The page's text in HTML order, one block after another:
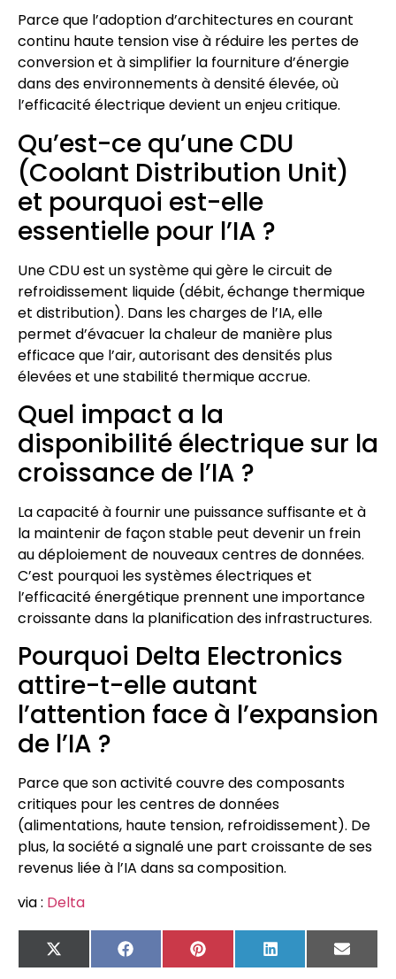
Parce que l’adoption d’architectures en courant
continu haute tension vise à réduire les pertes de
conversion et à simplifier la fourniture d’énergie
dans des environnements à densité élevée, où
l’efficacité électrique devient un enjeu critique.
Qu’est-ce qu’une CDU
(Coolant Distribution Unit)
et pourquoi est-elle
essentielle pour l’IA ?
Une CDU est un système qui gère le circuit de
refroidissement liquide (débit, échange thermique
et distribution). Dans les charges de l’IA, elle
permet d’évacuer la chaleur de manière plus
efficace que l’air, autorisant des densités plus
élevées et une stabilité thermique accrue.
Quel impact a la
disponibilité électrique sur la
croissance de l’IA ?
La capacité à fournir une puissance suffisante et à
la maintenir de façon stable peut devenir un frein
au déploiement de nouveaux centres de données.
C’est pourquoi les systèmes électriques et
l’efficacité énergétique prennent une importance
croissante dans la planification des infrastructures.
Pourquoi Delta Electronics
attire-t-elle autant
l’attention face à l’expansion
de l’IA ?
Parce que son activité couvre des composants
critiques pour les centres de données
(alimentations, haute tension, refroidissement). De
plus, la société a signalé une part croissante de ses
revenus liée à l’IA dans sa composition.
via : Delta
X
(Twitter)
FacebookPinterest LinkedIn Email